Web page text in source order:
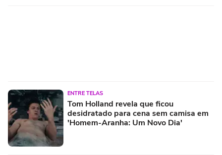
ENTRE TELAS
Tom Holland revela que ficou
desidratado para cena sem camisa em
'Homem-Aranha: Um Novo Dia'